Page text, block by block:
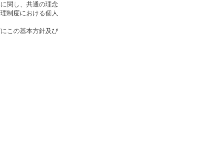
関し、共通の理念
制度における個人
この基本方針及び